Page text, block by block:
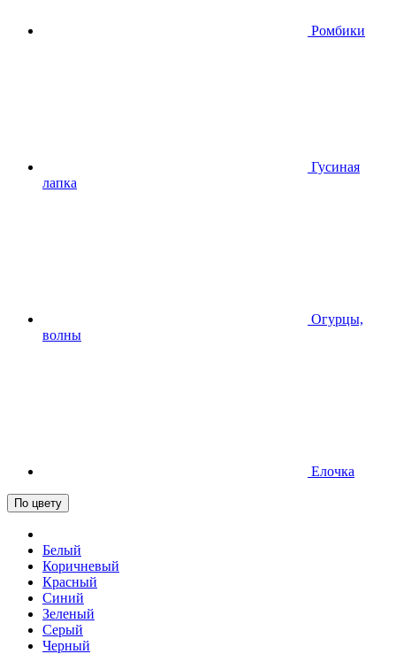
Ромбики
Гусиная
лапка
Огурцы,
волны
Елочка
По цвету
Белый
Коричневый
Красный
Синий
Зеленый
Серый
Черный